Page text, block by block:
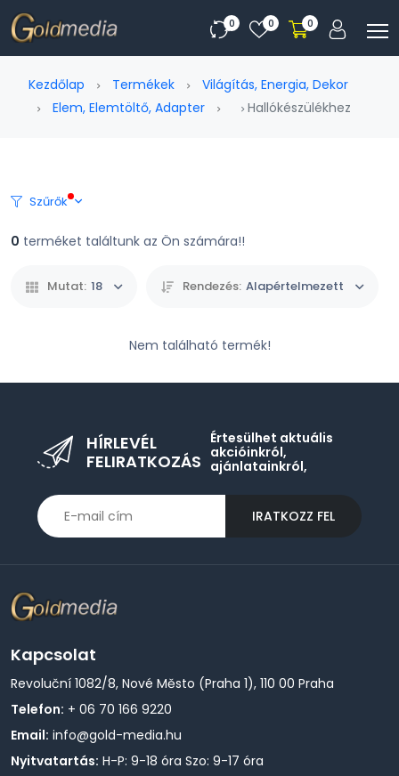
0 0 0
Kezdőlap Termékek
Világítás, Energia, Dekor
Elem, Elemtöltő, Adapter
Hallókészülékhez
Szűrők
0 terméket találtunk az Ön számára!!
Mutat: 18 Rendezés: Alapértelmezett
Nem található termék!
HÍRLEVÉL
FELIRATKOZÁS
Értesülhet aktuális
akcióinkról,
ajánlatainkról,
IRATKOZZ FEL
Kapcsolat
Revoluční 1082/8, Nové Město (Praha 1), 110 00 Praha
Telefon: + 06 70 166 9220
Email: info@gold-media.hu
Nyitvatartás: H-P: 9-18 óra Szo: 9-17 óra